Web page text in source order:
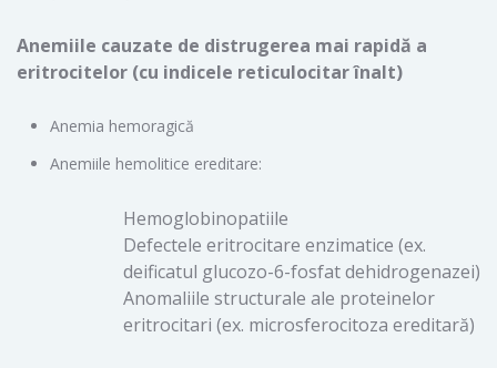
Anemiile cauzate de distrugerea mai rapidă a
eritrocitelor (cu indicele reticulocitar înalt)
Anemia hemoragică
Anemiile hemolitice ereditare:
Hemoglobinopatiile
Defectele eritrocitare enzimatice (ex.
deificatul glucozo-6-fosfat dehidrogenazei)
Anomaliile structurale ale proteinelor
eritrocitari (ex. microsferocitoza ereditară)